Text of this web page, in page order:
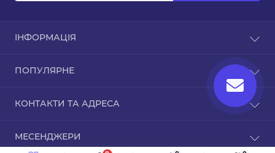
ІНФОРМАЦІЯ
Про магазин
Повернення товару
Виробники
Акції
ПОПУЛЯРНЕ
КОНТАКТИ ТА АДРЕСА
Дніпропетровська область, 49000
МЕСЕНДЖЕРИ